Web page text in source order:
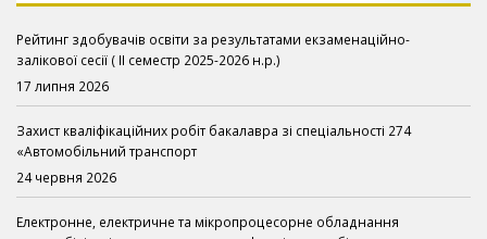
Рейтинг здобувачів освіти за результатами екзаменаційно-
залікової сесії ( ІІ семестр 2025-2026 н.р.)
17 липня 2026
Захист кваліфікаційних робіт бакалавра зі спеціальності 274
«Автомобільний транспорт
24 червня 2026
Електронне, електричне та мікропроцесорне обладнання